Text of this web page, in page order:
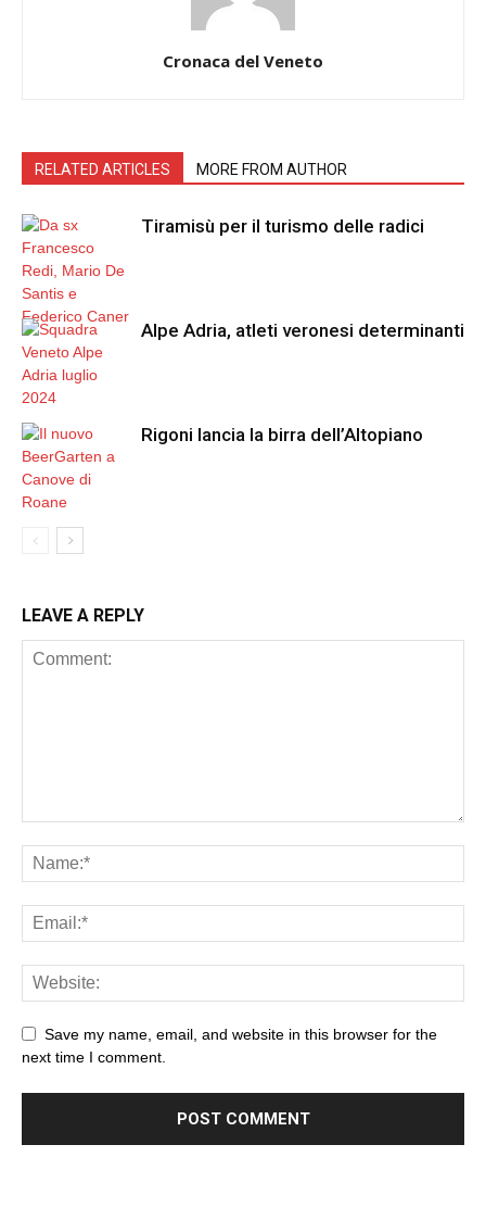
Cronaca del Veneto
RELATED ARTICLES MORE FROM AUTHOR
Tiramisù per il turismo delle radici
Alpe Adria, atleti veronesi determinanti
Rigoni lancia la birra dell’Altopiano
LEAVE A REPLY
Save my name, email, and website in this browser for the
next time I comment.